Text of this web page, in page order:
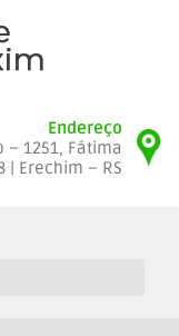
Endereço
– 1251, Fátima
| Erechim – RS